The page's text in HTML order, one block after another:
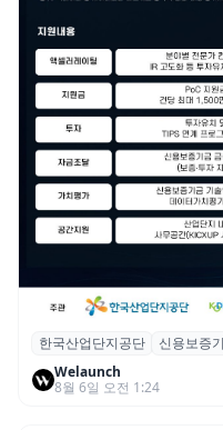
산단공·신보, 2026
여 스타트업 모집
한국산업단지공단 신용보증
Welaunch
8월 6일 오전 1:24